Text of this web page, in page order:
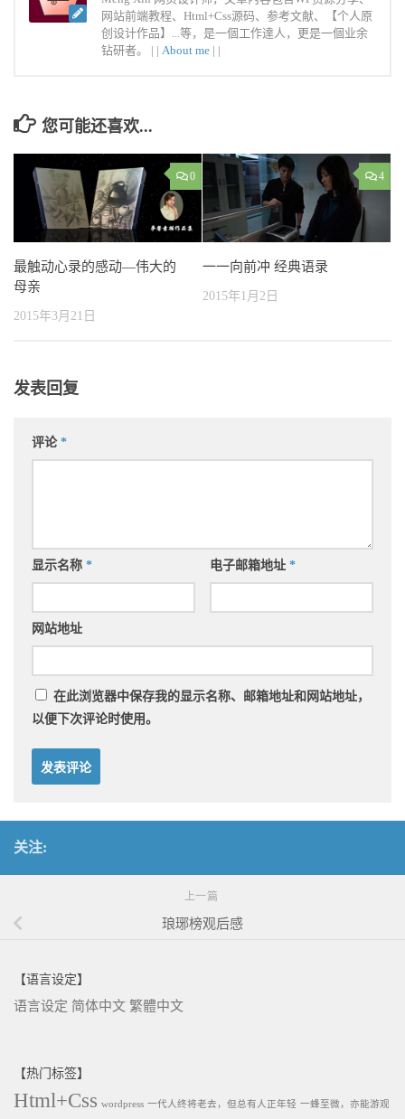
网站前端教程、Html+Css源码、参考文献、【个人原
创设计作品】...等，是一個工作達人，更是一個业余
钻研者。 | | About me | |
您可能还喜欢...
0
最触动心录的感动—伟大的
母亲
2015年3月21日
4
一一向前冲 经典语录
2015年1月2日
发表回复
评论 *
显示名称 * 电子邮箱地址 *
网站地址
在此浏览器中保存我的显示名称、邮箱地址和网站地址，
以便下次评论时使用。
关注:
上一篇
琅琊榜观后感
【语言设定】
语言设定 简体中文 繁體中文
【热门标签】
Html+Css wordpress 一代人终将老去，但总有人正年轻 一蜂至微，亦能游观